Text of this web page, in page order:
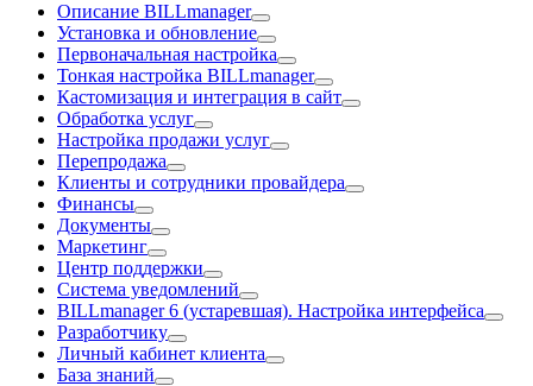
Описание BILLmanager
Установка и обновление
Первоначальная настройка
Тонкая настройка BILLmanager
Кастомизация и интеграция в сайт
Обработка услуг
Настройка продажи услуг
Перепродажа
Клиенты и сотрудники провайдера
Финансы
Документы
Маркетинг
Центр поддержки
Система уведомлений
BILLmanager 6 (устаревшая). Настройка интерфейса
Разработчику
Личный кабинет клиента
База знаний